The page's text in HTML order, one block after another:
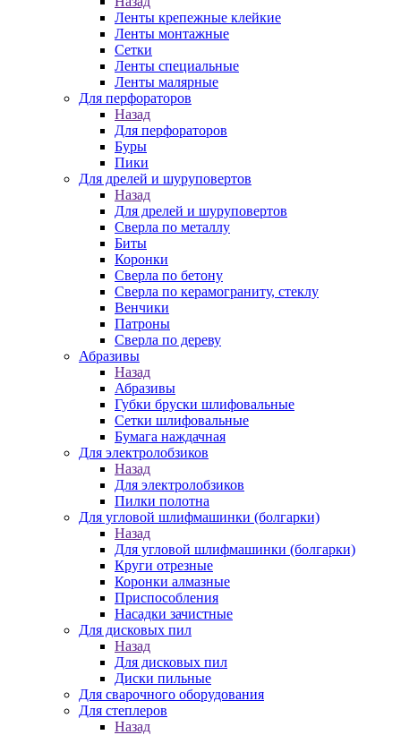
Ленты крепежные клейкие
Ленты монтажные
Сетки
Ленты специальные
Ленты малярные
Для перфораторов
Назад
Для перфораторов
Буры
Пики
Для дрелей и шуруповертов
Назад
Для дрелей и шуруповертов
Сверла по металлу
Биты
Коронки
Сверла по бетону
Сверла по керамограниту, стеклу
Венчики
Патроны
Сверла по дереву
Абразивы
Назад
Абразивы
Губки бруски шлифовальные
Сетки шлифовальные
Бумага наждачная
Для электролобзиков
Назад
Для электролобзиков
Пилки полотна
Для угловой шлифмашинки (болгарки)
Назад
Для угловой шлифмашинки (болгарки)
Круги отрезные
Коронки алмазные
Приспособления
Насадки зачистные
Для дисковых пил
Назад
Для дисковых пил
Диски пильные
Для сварочного оборудования
Для степлеров
Назад